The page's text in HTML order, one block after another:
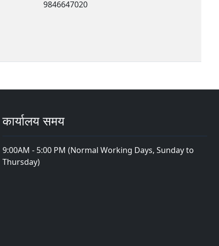
9846647020
कार्यालय समय
9:00AM - 5:00 PM (Normal Working Days, Sunday to
Thursday)